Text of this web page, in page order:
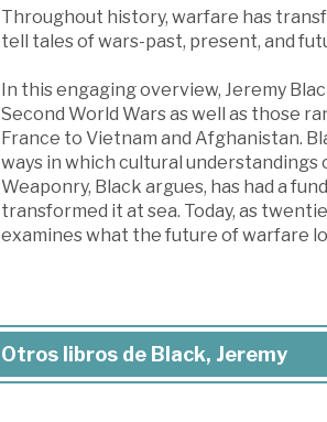
Throughout history, warfare has
tell tales of wars-past, present, and
In this engaging overview, Jeremy
Second World Wars as well as those
France to Vietnam and Afghanistan.
ways in which cultural
Weaponry, Black argues, has had a
transformed it at sea. Today, as
examines what the future of warfare
Otros libros de Black, Jeremy